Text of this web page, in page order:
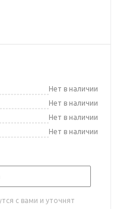
Нет в наличии
Нет в наличии
Нет в наличии
Нет в наличии
с вами и уточнят